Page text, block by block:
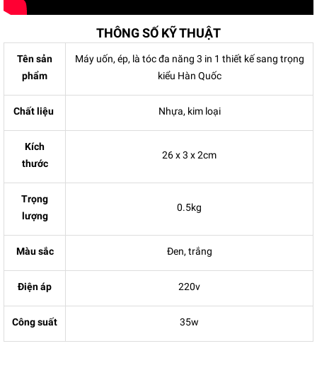
THÔNG SỐ KỸ THUẬT
Tên sản
phẩm
Máy uốn, ép, là tóc đa năng 3 in 1 thiết kế sang trọng
kiểu Hàn Quốc
Chất liệu Nhựa, kim loại
Kích
thước
26 x 3 x 2cm
Trọng
lượng
0.5kg
Màu sắc Đen, trắng
Điện áp 220v
Công suất 35w